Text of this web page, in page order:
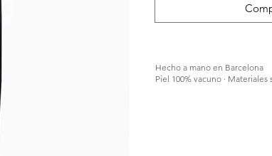
Hecho a mano en Barcelona
Piel 100% vacuno ·